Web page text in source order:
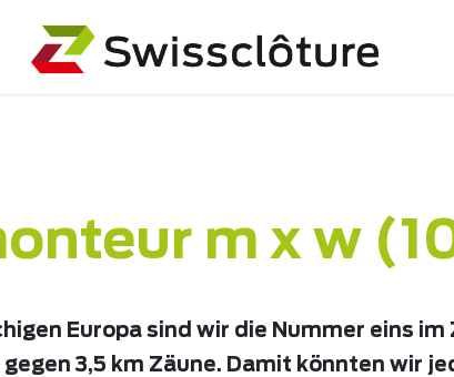
m x w
Europa sind wir die Nummer eins im
3,5 km Zäune. Damit könnten wir